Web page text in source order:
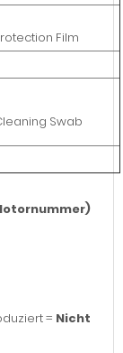
Film
Swab
= Nicht